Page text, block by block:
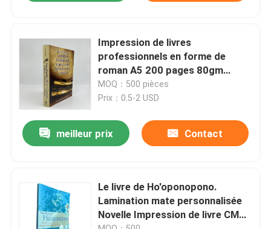
Contactez-nous
Nouvelles
Demandez une citation
Impression de livres de table à café
Impression de cartes de tarot
Impression de livres
professionnels en forme de
roman A5 200 pages 80gm
Poids papier crème non
recouvert
MOQ：500 pièces
Prix：0.5-2 USD
meilleur prix Contact
Le livre de Ho'oponopono.
Lamination mate personnalisée
Novelle Impression de livre CMYK